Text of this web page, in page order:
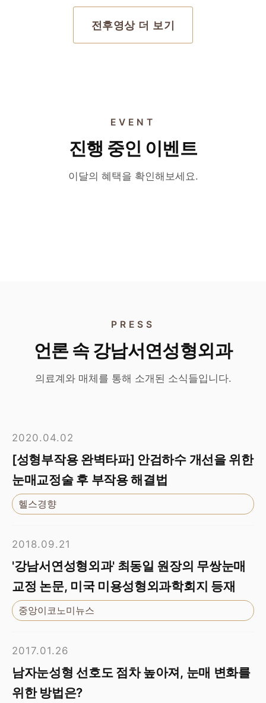
전후영상 더 보기
EVENT
진행 중인 이벤트
이달의 혜택을 확인해보세요.
세르프 600샷
160만원
EVENT 02
190만원
EVENT 03
리쥬란 · 리투오
EVENT 04
리투오
PRESS
언론 속 강남서연성형외과
의료계와 매체를 통해 소개된 소식들입니다.
2020.04.02
[성형부작용 완벽타파] 안검하수 개선을 위한
눈매교정술 후 부작용 해결법
헬스경향
2018.09.21
'강남서연성형외과' 최동일 원장의 무쌍눈매
교정 논문, 미국 미용성형외과학회지 등재
중앙이코노미뉴스
2017.01.26
남자눈성형 선호도 점차 높아져, 눈매 변화를
위한 방법은?